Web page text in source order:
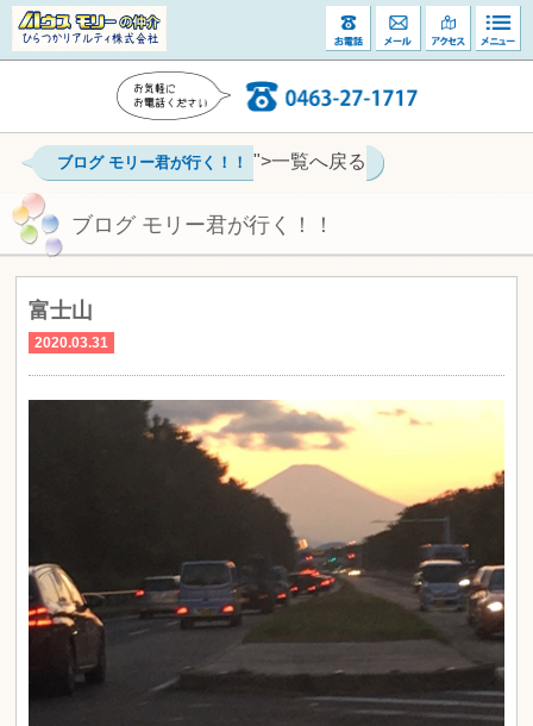
ブログ モリー君が行く！！ ">一覧へ戻る
ブログ モリー君が行く！！
富士山
2020.03.31